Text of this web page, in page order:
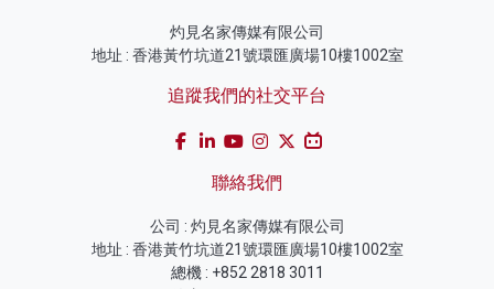
灼見名家傳媒有限公司
地址 : 香港黃竹坑道21號環匯廣場10樓1002室
追蹤我們的社交平台
聯絡我們
公司 : 灼見名家傳媒有限公司
地址 : 香港黃竹坑道21號環匯廣場10樓1002室
總機 : +852 2818 3011